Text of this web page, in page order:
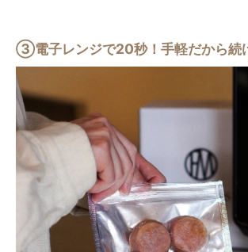
③電子レンジで20秒！手軽だから続